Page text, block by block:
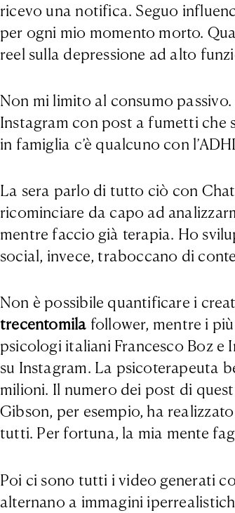
ricevo una notifica. Seguo
per ogni mio momento morto.
reel sulla depressione ad alto
Non mi limito al consumo
Instagram con post a fumetti che
in famiglia c’è qualcuno con
La sera parlo di tutto ciò con
ricominciare da capo ad
mentre faccio già terapia. Ho
social, invece, traboccano di
Non è possibile quantificare i
trecentomila follower, mentre i
psicologi italiani Francesco Boz e
su Instagram. La psicoterapeuta
milioni. Il numero dei post di
Gibson, per esempio, ha
tutti. Per fortuna, la mia mente
Poi ci sono tutti i video generati
alternano a immagini